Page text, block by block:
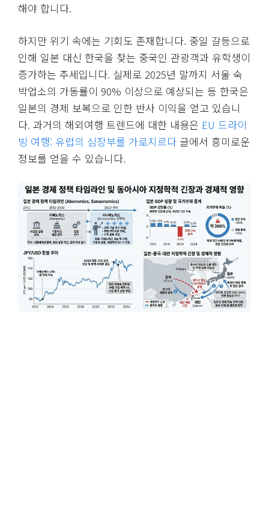
해야 합니다.
하지만 위기 속에는 기회도 존재합니다. 중일 갈등으로
인해 일본 대신 한국을 찾는 중국인 관광객과 유학생이
증가하는 추세입니다. 실제로 2025년 말까지 서울 숙
박업소의 가동률이 90% 이상으로 예상되는 등 한국은
일본의 경제 보복으로 인한 반사 이익을 얻고 있습니
다. 과거의 해외여행 트렌드에 대한 내용은 EU 드라이
빙 여행: 유럽의 심장부를 가로지르다 글에서 흥미로운
정보를 얻을 수 있습니다.